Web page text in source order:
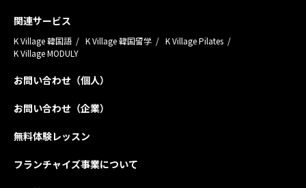
関連サービス
K Village 韓国語 K Village 韓国留学
K Village Pilates
K Village MODULY
お問い合わせ（個人）
お問い合わせ（企業）
無料体験レッスン
フランチャイズ事業について